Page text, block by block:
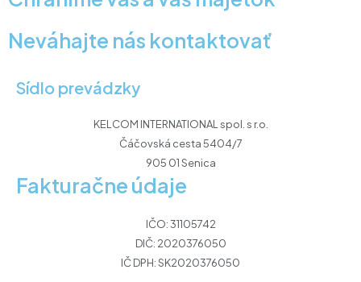
Neváhajte nás kontaktovať
Sídlo prevádzky
KELCOM INTERNATIONAL spol. s r.o.
Čáčovská cesta 5404/7
905 01 Senica
Fakturačne údaje
IČO: 31105742
DIČ: 2020376050
IČ DPH: SK2020376050